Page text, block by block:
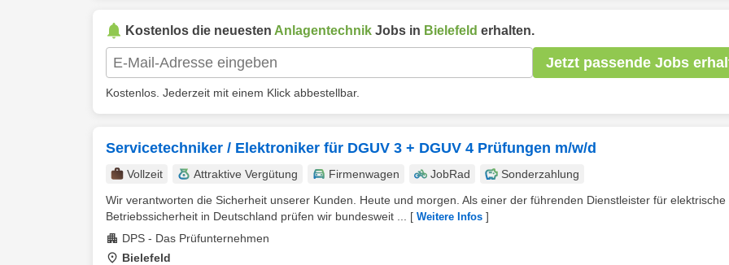
Kostenlos die neuesten Anlagentechnik Jobs in Bielefeld erhalten.
Jetzt passende Jobs
Kostenlos. Jederzeit mit einem Klick abbestellbar.
Servicetechniker / Elektroniker für DGUV 3 + DGUV 4 Prüfungen m/w/d
Vollzeit Attraktive Vergütung Firmenwagen JobRad
Sonderzahlung
Wir verantworten die Sicherheit unserer Kunden. Heute und morgen. Als einer der führenden Dienstleister für elektrische
Betriebssicherheit in Deutschland prüfen wir bundesweit ...
[ Weitere Infos ]
DPS - Das Prüfunternehmen
Bielefeld